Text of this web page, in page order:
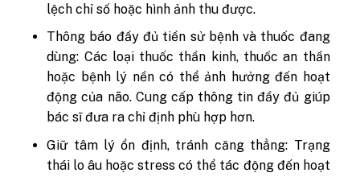
lệch chỉ số hoặc hình ảnh thu được.
Thông báo đầy đủ tiền sử bệnh và thuốc đang
dùng: Các loại thuốc thần kinh, thuốc an thần
hoặc bệnh lý nền có thể ảnh hưởng đến hoạt
động của não. Cung cấp thông tin đầy đủ giúp
bác sĩ đưa ra chỉ định phù hợp hơn.
Giữ tâm lý ổn định, tránh căng thẳng: Trạng
thái lo âu hoặc stress có thể tác động đến hoạt